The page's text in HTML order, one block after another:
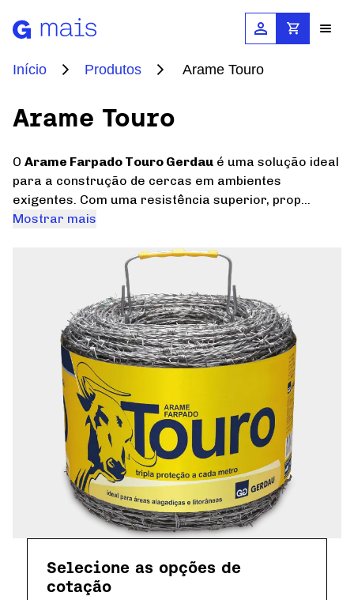
Produtos e Soluções
Construção Civil
Agropecuária
Automotivo
Domésticas e Comerciais
Ferroviário e Rodoviário
Calculadoras
Cálculo de Equivalência
Simulador de Galpões
Simulador de TRRF
Simulador de Telas
Simulador de Pisos
Documentos
Catálogos e Manuais
Certificações Gerdau
Bibliotecas BIM
Onde Comprar
Pós-Venda
Seja um Fornecedor
Início Produtos Arame Touro
Arame Touro
O Arame Farpado Touro Gerdau é uma solução ideal
para a construção de cercas em ambientes
exigentes. Com uma resistência superior, prop...
Mostrar mais
Selecione as opções de
cotação